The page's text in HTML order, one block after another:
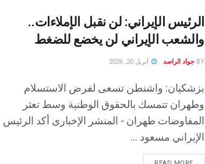
الرئيس الإيراني: لن نقبل الإملاءات..
والشعب الإيراني لن يخضع للضغط
BY جواد الراصد أبريل 20, 2026
بزشكيان: واشنطن تسعى لفرض الاستسلام
وطهران تتمسك بالحقوق الوطنية وسط تعثر
المفاوضات طهران - المنشر الإخبارى أكد الرئيس
الإيراني مسعود ...